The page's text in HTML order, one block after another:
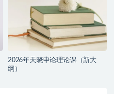
2026年天晓申论理论课（新大
纲）